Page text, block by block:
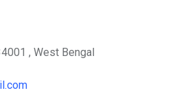
, West Bengal